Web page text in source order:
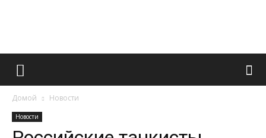
Французский
Домой Новости
Новости